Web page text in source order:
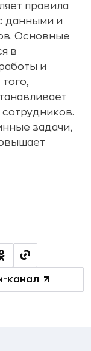
правила
данными и
Основные
в
и
задачи,
канал